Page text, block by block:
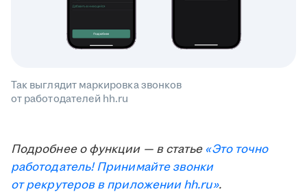
Так выглядит маркировка звонков
от работодателей hh.ru
Подробнее о функции — в статье«Это точно
работодатель! Принимайте звонки
от рекрутеров в приложении hh.ru».